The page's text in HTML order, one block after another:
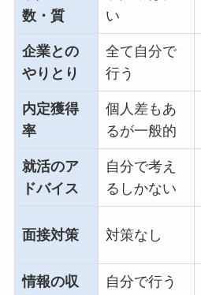
数・質
い
企業との
やりとり
全て自分で
行う
内定獲得
率
個人差もあ
るが一般的
就活のア
ドバイス
自分で考え
るしかない
面接対策 対策なし
情報の収
自分で行う